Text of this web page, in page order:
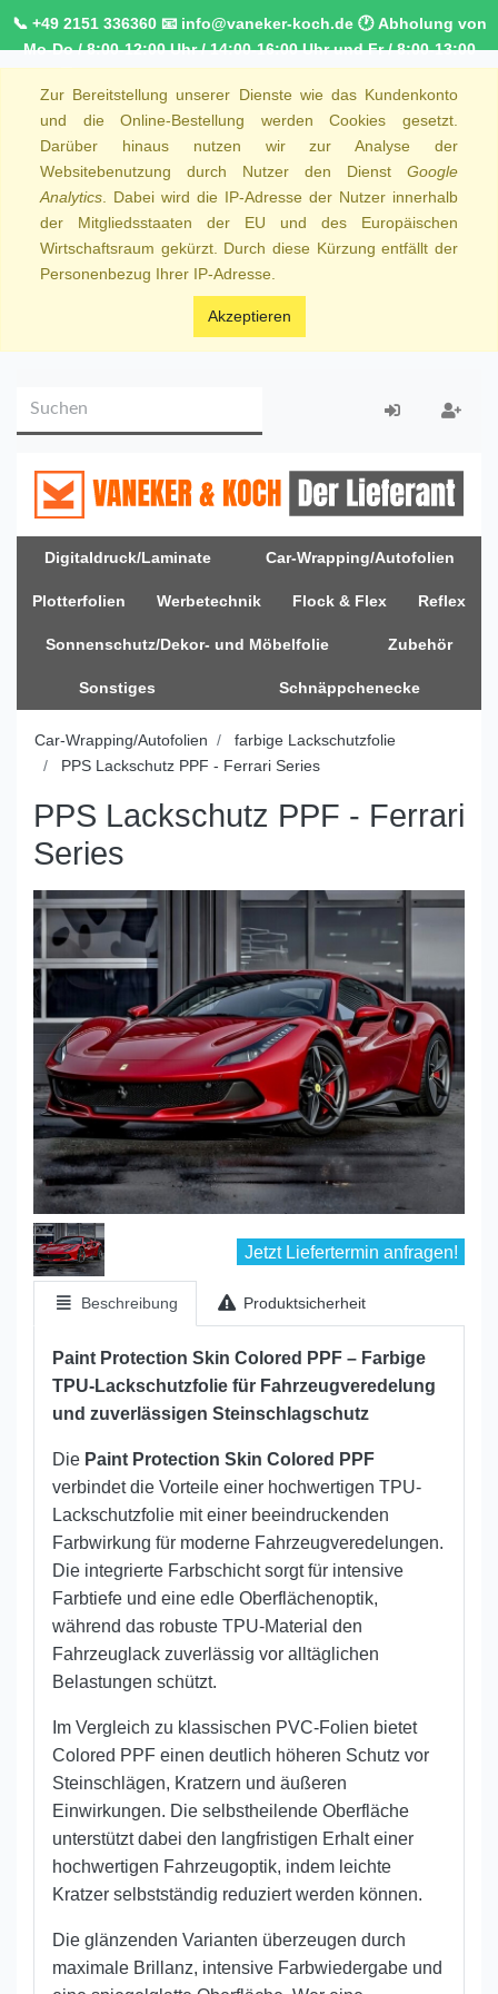
📞 +49 2151 336360 📧 info@vaneker-koch.de 🕐 Abholung von
Mo-Do / 8:00-12:00 Uhr / 14:00-16:00 Uhr und Fr / 8:00-13:00
NRW 🚛 Kostenfreie Lieferung ab 250€ Bestellwert
Zur Bereitstellung unserer Dienste wie das Kundenkonto
und die Online-Bestellung werden Cookies gesetzt.
Darüber hinaus nutzen wir zur Analyse der
Websitebenutzung durch Nutzer den Dienst Google
Analytics . Dabei wird die IP-Adresse der Nutzer innerhalb
der Mitgliedsstaaten der EU und des Europäischen
Wirtschaftsraum gekürzt. Durch diese Kürzung entfällt der
Personenbezug Ihrer IP-Adresse.
Akzeptieren
Digitaldruck/Laminate Car-Wrapping/Autofolien
Plotterfolien Werbetechnik Flock & Flex Reflex
Sonnenschutz/Dekor- und Möbelfolie Zubehör
Sonstiges Schnäppchenecke
Car-Wrapping/Autofolien
farbige Lackschutzfolie
PPS Lackschutz PPF - Ferrari Series
PPS Lackschutz PPF - Ferrari
Series
Jetzt Liefertermin anfragen!
Beschreibung Produktsicherheit
Paint Protection Skin Colored PPF – Farbige
TPU-Lackschutzfolie für Fahrzeugveredelung
und zuverlässigen Steinschlagschutz
Die Paint Protection Skin Colored PPF
verbindet die Vorteile einer hochwertigen TPU-
Lackschutzfolie mit einer beeindruckenden
Farbwirkung für moderne Fahrzeugveredelungen.
Die integrierte Farbschicht sorgt für intensive
Farbtiefe und eine edle Oberflächenoptik,
während das robuste TPU-Material den
Fahrzeuglack zuverlässig vor alltäglichen
Belastungen schützt.
Im Vergleich zu klassischen PVC-Folien bietet
Colored PPF einen deutlich höheren Schutz vor
Steinschlägen, Kratzern und äußeren
Einwirkungen. Die selbstheilende Oberfläche
unterstützt dabei den langfristigen Erhalt einer
hochwertigen Fahrzeugoptik, indem leichte
Kratzer selbstständig reduziert werden können.
Die glänzenden Varianten überzeugen durch
maximale Brillanz, intensive Farbwiedergabe und